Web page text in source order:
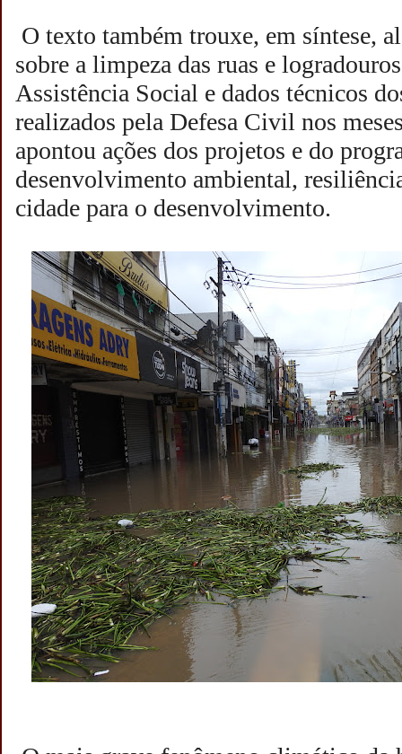
O texto também trouxe, em síntese,
sobre a limpeza das ruas e
Assistência Social e dados técnicos
realizados pela Defesa Civil nos
apontou ações dos projetos e do
desenvolvimento ambiental,
cidade para o desenvolvimento.